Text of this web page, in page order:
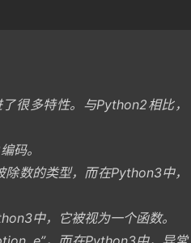
很多特性。与Python2相比，
码。
数的类型，而在Python3中，
中，它被视为一个函数。